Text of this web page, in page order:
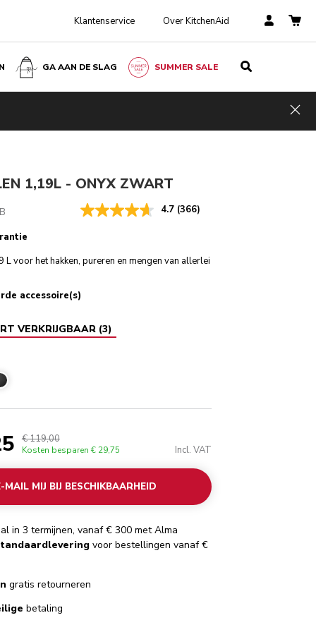
Klantenservice Over KitchenAid
GA AAN DE SLAG SUMMER SALE
1,19L - ONYX ZWART
4.7 (366)
L voor het hakken, pureren en mengen van allerlei
accessoire(s)
VERKRIJGBAAR(3)
€ 119,00
Kosten besparen € 29,75 Incl. VAT
MAIL MIJ BIJ BESCHIKBAARHEID
in 3 termijnen, vanaf € 300 met Alma
voor bestellingen vanaf €
gratis retourneren
betaling